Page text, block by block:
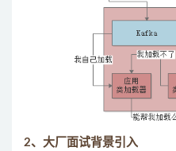
2、大厂面试背景引入